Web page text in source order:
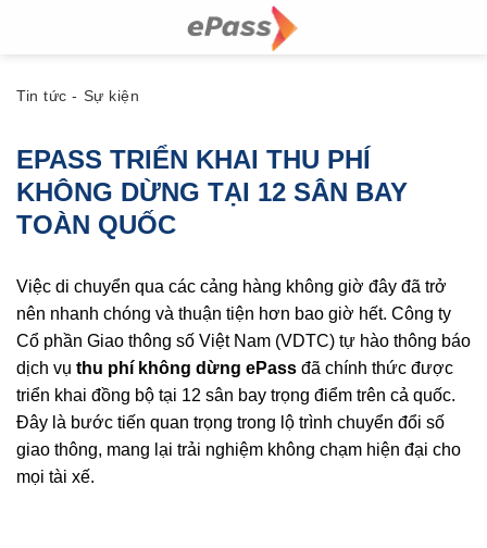
Tin tức - Sự kiện
EPASS TRIỂN KHAI THU PHÍ
KHÔNG DỪNG TẠI 12 SÂN BAY
TOÀN QUỐC
Việc di chuyển qua các cảng hàng không giờ đây đã trở
nên nhanh chóng và thuận tiện hơn bao giờ hết. Công ty
Cổ phần Giao thông số Việt Nam (VDTC) tự hào thông báo
dịch vụ thu phí không dừng ePass đã chính thức được
triển khai đồng bộ tại 12 sân bay trọng điểm trên cả quốc.
Đây là bước tiến quan trọng trong lộ trình chuyển đổi số
giao thông, mang lại trải nghiệm không chạm hiện đại cho
mọi tài xế.